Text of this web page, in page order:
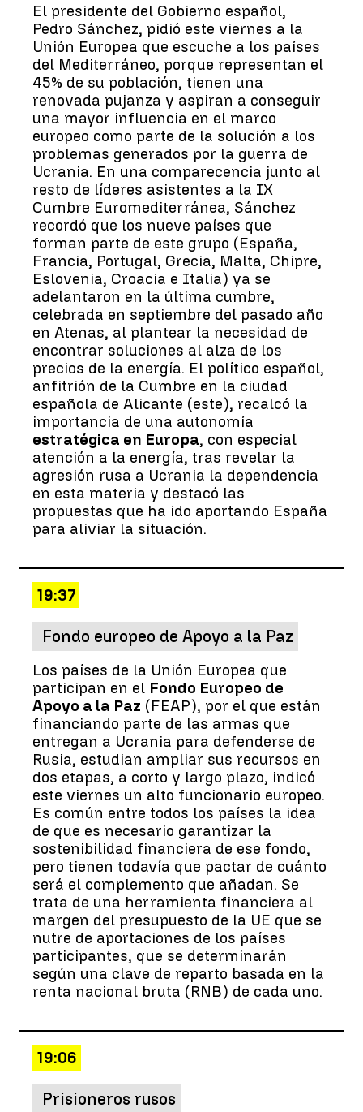
El presidente del Gobierno español,
Pedro Sánchez, pidió este viernes a la
Unión Europea que escuche a los países
del Mediterráneo, porque representan el
45% de su población, tienen una
renovada pujanza y aspiran a conseguir
una mayor influencia en el marco
europeo como parte de la solución a los
problemas generados por la guerra de
Ucrania. En una comparecencia junto al
resto de líderes asistentes a la IX
Cumbre Euromediterránea, Sánchez
recordó que los nueve países que
forman parte de este grupo (España,
Francia, Portugal, Grecia, Malta, Chipre,
Eslovenia, Croacia e Italia) ya se
adelantaron en la última cumbre,
celebrada en septiembre del pasado año
en Atenas, al plantear la necesidad de
encontrar soluciones al alza de los
precios de la energía. El político español,
anfitrión de la Cumbre en la ciudad
española de Alicante (este), recalcó la
importancia de una autonomía
estratégica en Europa, con especial
atención a la energía, tras revelar la
agresión rusa a Ucrania la dependencia
en esta materia y destacó las
propuestas que ha ido aportando España
para aliviar la situación.
19:37
Fondo europeo de Apoyo a la Paz
Los países de la Unión Europea que
participan en el Fondo Europeo de
Apoyo a la Paz (FEAP), por el que están
financiando parte de las armas que
entregan a Ucrania para defenderse de
Rusia, estudian ampliar sus recursos en
dos etapas, a corto y largo plazo, indicó
este viernes un alto funcionario europeo.
Es común entre todos los países la idea
de que es necesario garantizar la
sostenibilidad financiera de ese fondo,
pero tienen todavía que pactar de cuánto
será el complemento que añadan. Se
trata de una herramienta financiera al
margen del presupuesto de la UE que se
nutre de aportaciones de los países
participantes, que se determinarán
según una clave de reparto basada en la
renta nacional bruta (RNB) de cada uno.
19:06
Prisioneros rusos